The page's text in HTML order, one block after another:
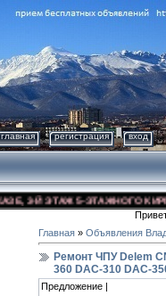
главная регистрация вход
Й ЭТАЖ 5-ЭТАЖНОГО
Главная » Объявления
Ремонт ЧПУ Delem
360 DAC-310 DAC-
Предложение |